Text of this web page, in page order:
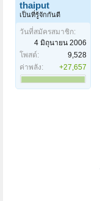
thaiput
เป็นที่รู้จักกันดี
วันที่สมัครสมาชิก:
4 มิถุนายน 2006
โพสต์:
9,528
ค่าพลัง:
+27,657